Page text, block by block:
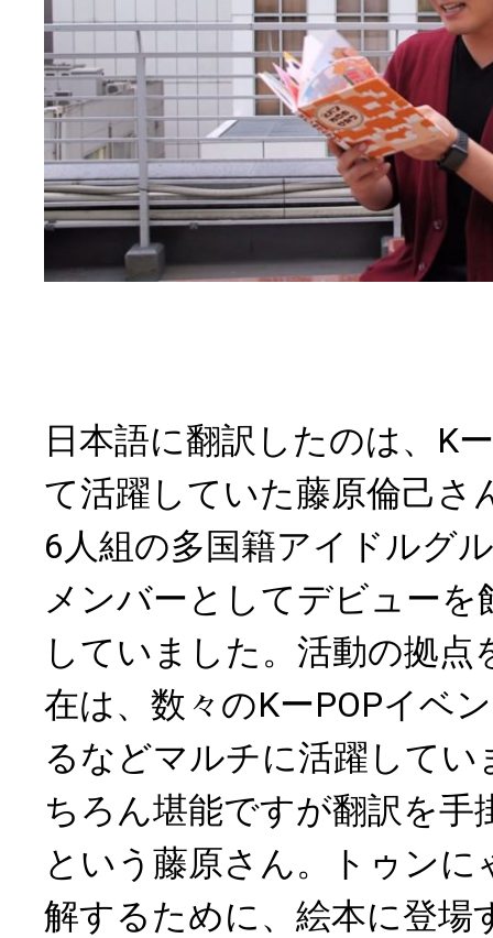
日本語に翻訳したのは、K
て活躍していた藤原倫己さ
6人組の多国籍アイドルグ
メンバーとしてデビューを
していました。活動の拠点
在は、数々のKーPOPイベ
るなどマルチに活躍してい
ちろん堪能ですが翻訳を手
という藤原さん。トゥンに
解するために、絵本に登場